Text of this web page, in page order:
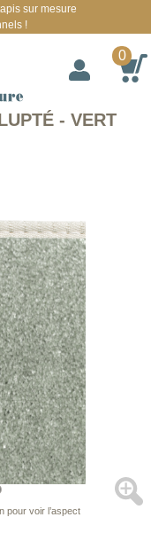
- VERT
pour voir l’aspect
sur mesure
!
0